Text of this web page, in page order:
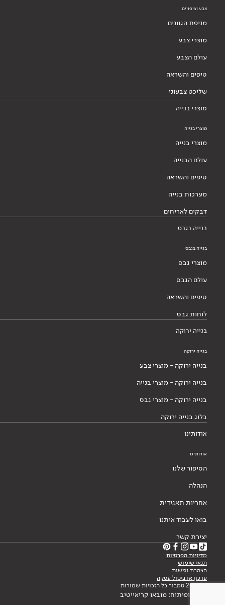
צבע וציפויים
מניפת הגוונים
מוצרי צבע
עולם הצבע
טיפים והשראה
שליכט צבעוני
מוצרי בנייה
מוצרי בנייה
מוצרי בנייה
עולם הבנייה
טיפים והשראה
מערכות בנייה
דבקים לאריחים
בנייה בגבס
בנייה בגבס
מוצרי גבס
עולם הגבס
טיפים והשראה
לוחות גבס
בנייה ירוקה
בנייה ירוקה
בנייה ירוקה - מוצרי צבע
בנייה ירוקה - מוצרי בנייה
בנייה ירוקה - מוצרי גבס
בלוג בנייה ירוקה
אודותינו
אודותינו
הסיפור שלנו
הנהלה
אחריות תאגידית
בואו לעבוד איתנו
יצירת קשר
מדיניות הפרטיות
תנאי שימוש
הצהרת נגישות
עדכון או ביטול עסקה
© 2026 טמבור כל הזכויות שמורות
עיצוב ופיתוח: מובאו קריאייטיב